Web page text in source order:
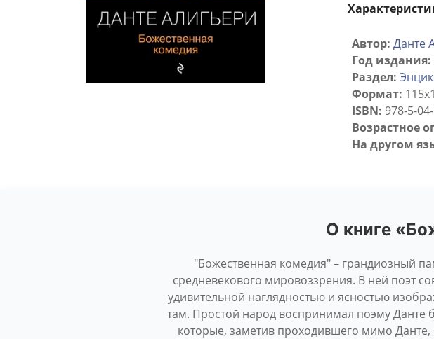
Автор: Данте
Год издания:
Раздел:
Формат:
ISBN: 978-5-
Возрастное
На другом
О книге
"Божественная комедия" – грандиозный
средневекового мировоззрения. В ней поэт
удивительной наглядностью и ясностью
там. Простой народ воспринимал поэму Данте
которые, заметив проходившего мимо